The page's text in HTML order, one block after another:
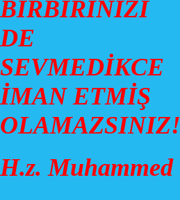
BİRBİRİNİZİ
DE
SEVMEDİKCE
İMAN ETMİŞ
OLAMAZSINIZ!
H.z. Muhammed